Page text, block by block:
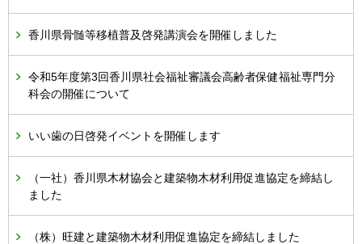
香川県骨髄等移植普及啓発講演会を開催しました
令和5年度第3回香川県社会福祉審議会高齢者保健福祉専門分
科会の開催について
いい歯の日啓発イベントを開催します
（一社）香川県木材協会と建築物木材利用促進協定を締結し
ました
（株）旺建と建築物木材利用促進協定を締結しました